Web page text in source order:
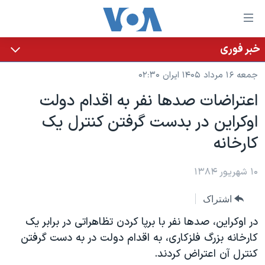
لینکهای
قابل
دسترسی
جهش
محتوای
اصلی
جهش
صفحه
جهش
جستجو
خانه
نسخه سبک وب‌سایت
موضوع ها
ایران
آمریکا
جهان
ویژه برنامه‌ها
ویدیوها
برنامه های تلویزیونی
جدول برنامه ها
صفحه‌های ویژه
۲۵۰سالگی آمریکا
بایگانی برنامه‌های تلویزیونی
فرکانس‌های صدای آمریکا
یادگیری زبان انگلیسی
خبر فوری
جمعه ۱۶ مرداد ۱۴۰۵ ایران ۰۲:۳۰
اعتراضات صدها نفر به اقدام دولت
اوکراين در بدست گرفتن کنترل يک
کارخانه
۱۰ شهریور ۱۳۸۴
اشتراک
در اوکراين، صدها نفر با برپا کردن تظاهراتی در برابر يک
کارخانه بزرگ فلزکاری، به اقدام دولت در به دست گرفتن
کنترل آن اعتراض کردند.